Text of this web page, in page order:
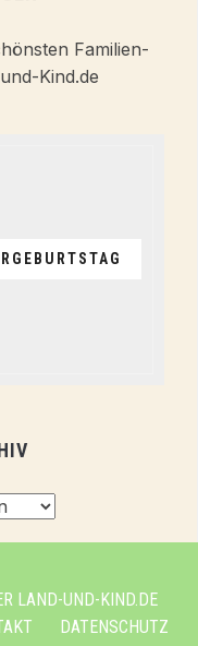
LAND-UND-KIND.DE
DATENSCHUTZ